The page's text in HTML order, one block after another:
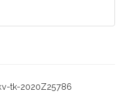
tk-2020Z25786